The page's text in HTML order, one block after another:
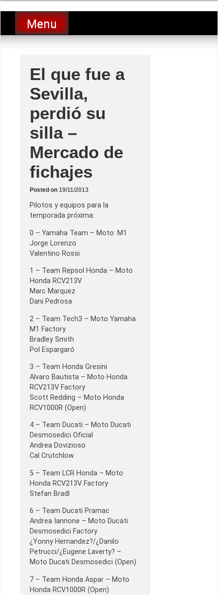
to
contentLucio Lopez GP
luciolopezgp
Menu
El que fue a
Sevilla,
perdió su
silla –
Mercado de
fichajes
Posted on 19/11/2013
Pilotos y equipos para la
temporada próxima:
0 – Yamaha Team – Moto: M1
Jorge Lorenzo
Valentino Rossi
1 – Team Repsol Honda – Moto
Honda RCV213V
Marc Marquez
Dani Pedrosa
2 – Team Tech3 – Moto Yamaha
M1 Factory
Bradley Smith
Pol Espargaró
3 – Team Honda Gresini
Alvaro Bautista – Moto Honda
RCV213V Factory
Scott Redding – Moto Honda
RCV1000R (Open)
4 – Team Ducati – Moto Ducati
Desmosedici Oficial
Andrea Dovizioso
Cal Crutchlow
5 – Team LCR Honda – Moto
Honda RCV213V Factory
Stefan Bradl
6 – Team Ducati Pramac
Andrea Iannone – Moto Ducati
Desmosedici Factory
¿Yonny Hernandez?/¿Danilo
Petrucci/¿Eugene Laverty? –
Moto Ducati Desmosedici (Open)
7 – Team Honda Aspar – Moto
Honda RCV1000R (Open)